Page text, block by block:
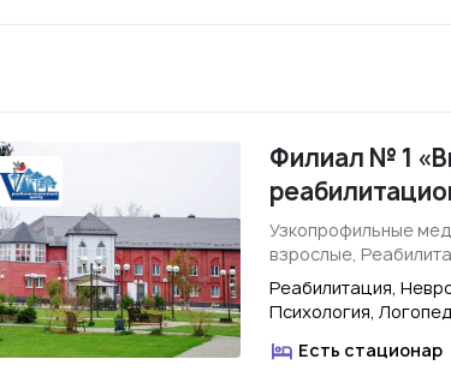
Филиал № 1
Узкопрофильные
взрослые,
Реабилитация,
Психология,
Есть стационар